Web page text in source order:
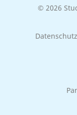
© 2026
Datenschutz